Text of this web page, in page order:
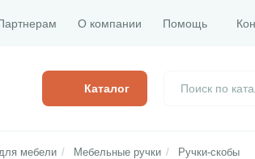
О компании Помощь
Каталог
мебели / Мебельные ручки / Ручки-скобы